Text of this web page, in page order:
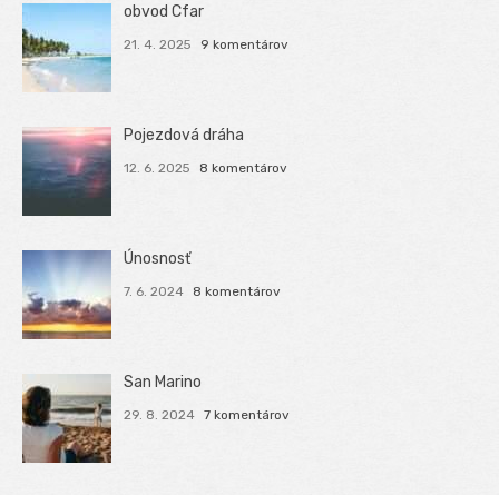
obvod Cfar
21. 4. 2025 9 komentárov
Pojezdová dráha
12. 6. 2025 8 komentárov
Únosnosť
7. 6. 2024 8 komentárov
San Marino
29. 8. 2024 7 komentárov